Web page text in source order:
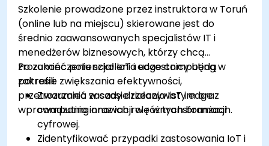
praktyki w Edge AI dla IoT.
Szkolenie prowadzone przez instruktora w Toruń
(online lub na miejscu) skierowane jest do
średnio zaawansowanych specjalistów IT i
menedżerów biznesowych, którzy chcą
zrozumieć potencjał IoT i edge computing w
zakresie zwiększania efektywności,
przetwarzania w czasie rzeczywistym oraz
wprowadzania innowacji w różnych branżach.
Po zakończeniu szkolenia uczestnicy będą
potrafili:
Zrozumieć zasady działania IoT i edge
computing oraz ich rolę w transformacji
cyfrowej.
Zidentyfikować przypadki zastosowania IoT i